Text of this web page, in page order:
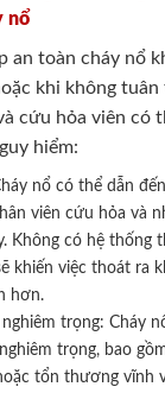
nổ
an toàn cháy nổ
khi không
cứu hỏa viên có
hiểm:
nổ có thể dẫn
viên cứu hỏa và
Không có hệ thống
khiến việc thoát ra
hơn.
trọng: Cháy
trọng, bao
tổn thương vĩnh